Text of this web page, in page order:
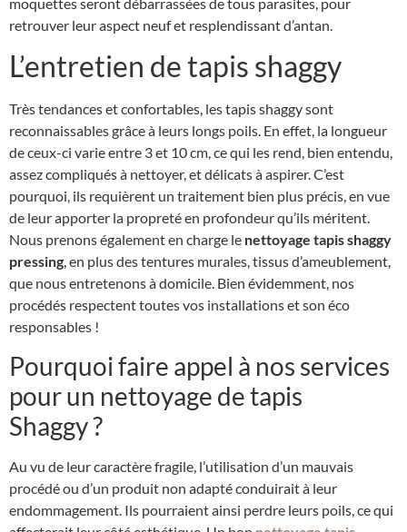
retrouver leur aspect neuf et resplendissant d’antan.
L’entretien de tapis shaggy
Très tendances et confortables, les tapis shaggy sont
reconnaissables grâce à leurs longs poils. En effet, la longueur
de ceux-ci varie entre 3 et 10 cm, ce qui les rend, bien entendu,
assez compliqués à nettoyer, et délicats à aspirer. C’est
pourquoi, ils requièrent un traitement bien plus précis, en vue
de leur apporter la propreté en profondeur qu’ils méritent.
Nous prenons également en charge le nettoyage tapis shaggy
pressing, en plus des tentures murales, tissus d’ameublement,
que nous entretenons à domicile. Bien évidemment, nos
procédés respectent toutes vos installations et son éco
responsables !
Pourquoi faire appel à nos services
pour un nettoyage de tapis
Shaggy ?
Au vu de leur caractère fragile, l’utilisation d’un mauvais
procédé ou d’un produit non adapté conduirait à leur
endommagement. Ils pourraient ainsi perdre leurs poils, ce qui